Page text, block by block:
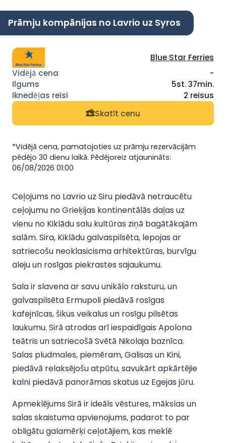
Prāmju kompānijas no Lavrio uz Syros
Blue Star Ferries
-
5st. 37min.
2 reisus
Skatīt cenu
*Vidējā cena, pamatojoties uz prāmju rezervācijām
pēdējo 30 dienu laikā. Pēdējoreiz atjaunināts:
06/08/2026 01:00
Ceļojums no Lavrio uz Siru piedāvā netraucētu
ceļojumu no Grieķijas kontinentālās daļas uz
vienu no Kiklādu salu kultūras ziņā bagātākajām
salām. Sira, Kiklādu galvaspilsēta, lepojas ar
satriecošu neoklasicisma arhitektūras, burvīgu
aleju un rosīgas piekrastes sajaukumu.
Sala ir slavena ar savu unikālo raksturu, un
galvaspilsēta Ermupoli piedāvā rosīgas
kafejnīcas, šikus veikalus un rosīgu pilsētas
laukumu. Sirā atrodas arī iespaidīgais Apolona
teātris un satriecošā Svētā Nikolaja baznīca.
Salas pludmales, piemēram, Galisas un Kini,
piedāvā relaksējošu atpūtu, savukārt apkārtējie
kalni piedāvā panorāmas skatus uz Egejas jūru.
Apmeklējums Sirā ir ideāls vēstures, mākslas un
salas skaistuma apvienojums, padarot to par
obligātu galamērķi ceļotājiem, kas meklē